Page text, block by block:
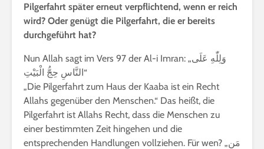
Pilgerfahrt später erneut verpflichtend, wenn er reich
wird? Oder genügt die Pilgerfahrt, die er bereits
durchgeführt hat?
Nun Allah sagt im Vers 97 der Al-i Imran: „وَلِلّٰهِ عَلَى
النَّاسِ حِجُّ الْبَيْتِ“
„Die Pilgerfahrt zum Haus der Kaaba ist ein Recht
Allahs gegenüber den Menschen.“ Das heißt, die
Pilgerfahrt ist Allahs Recht, dass die Menschen zu
einer bestimmten Zeit hingehen und die
entsprechenden Handlungen vollziehen. Für wen? „مَنِ